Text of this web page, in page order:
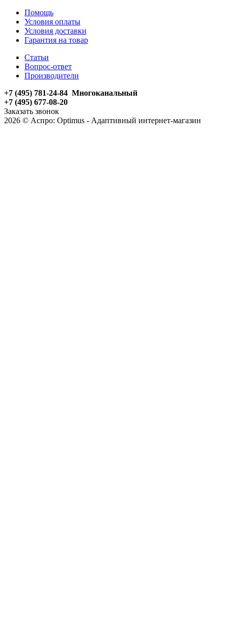
Помощь
Условия оплаты
Условия доставки
Гарантия на товар
Статьи
Вопрос-ответ
Производители
+7 (495) 781-24-84 Многоканальный
+7 (495) 677-08-20
Заказать звонок
2026 © Аспро: Optimus - Адаптивный интернет-магазин